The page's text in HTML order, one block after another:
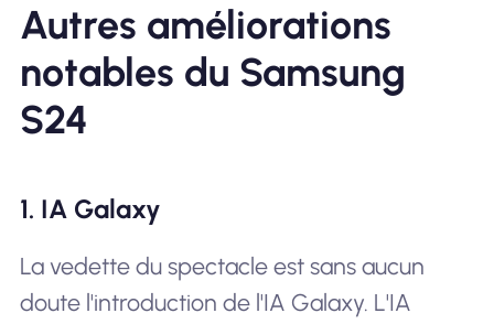
Autres améliorations
notables du Samsung
S24
1. IA Galaxy
La vedette du spectacle est sans aucun
doute l'introduction de l'IA Galaxy. L'IA